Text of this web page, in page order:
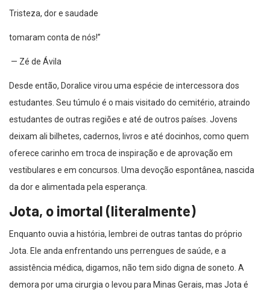
Tristeza, dor e saudade
tomaram conta de nós!”
— Zé de Ávila
Desde então, Doralice virou uma espécie de intercessora dos
estudantes. Seu túmulo é o mais visitado do cemitério, atraindo
estudantes de outras regiões e até de outros países. Jovens
deixam ali bilhetes, cadernos, livros e até docinhos, como quem
oferece carinho em troca de inspiração e de aprovação em
vestibulares e em concursos. Uma devoção espontânea, nascida
da dor e alimentada pela esperança.
Jota, o imortal (literalmente)
Enquanto ouvia a história, lembrei de outras tantas do próprio
Jota. Ele anda enfrentando uns perrengues de saúde, e a
assistência médica, digamos, não tem sido digna de soneto. A
demora por uma cirurgia o levou para Minas Gerais, mas Jota é